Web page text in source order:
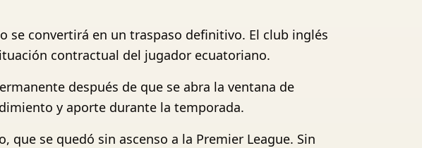
se convertirá en un traspaso definitivo. El club inglés
contractual del jugador ecuatoriano.
después de que se abra la ventana de
y aporte durante la temporada.
se quedó sin ascenso a la Premier League. Sin